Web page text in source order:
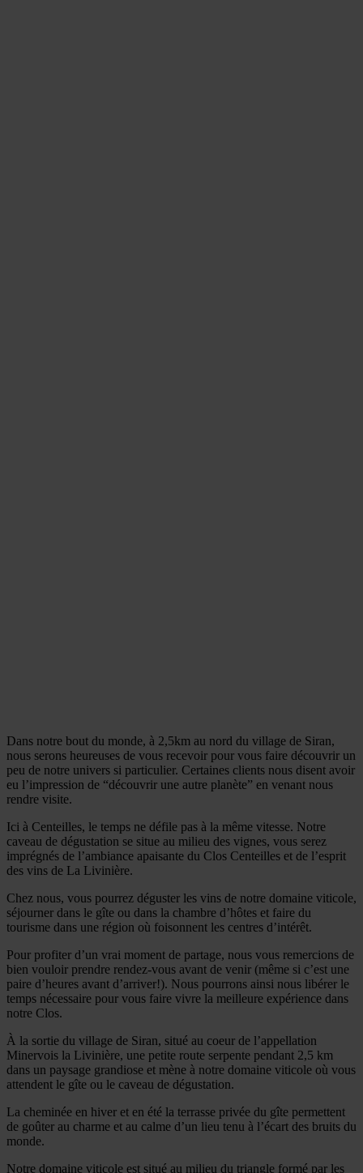
Dans notre bout du monde, à 2,5km au nord du village de Siran,
nous serons heureuses de vous recevoir pour vous faire découvrir un
peu de notre univers si particulier. Certaines clients nous disent avoir
eu l’impression de “découvrir une autre planète” en venant nous
rendre visite.
Ici à Centeilles, le temps ne défile pas à la même vitesse. Notre
caveau de dégustation se situe au milieu des vignes, vous serez
imprégnés de l’ambiance apaisante du Clos Centeilles et de l’esprit
des vins de La Livinière.
Chez nous, vous pourrez déguster les vins de notre domaine viticole,
séjourner dans le gîte ou dans la chambre d’hôtes et faire du
tourisme dans une région où foisonnent les centres d’intérêt.
Pour profiter d’un vrai moment de partage, nous vous remercions de
bien vouloir prendre rendez-vous avant de venir (même si c’est une
paire d’heures avant d’arriver!). Nous pourrons ainsi nous libérer le
temps nécessaire pour vous faire vivre la meilleure expérience dans
notre Clos.
À la sortie du village de Siran, situé au coeur de l’appellation
Minervois la Livinière, une petite route serpente pendant 2,5 km
dans un paysage grandiose et mène à notre domaine viticole où vous
attendent le gîte ou le caveau de dégustation.
La cheminée en hiver et en été la terrasse privée du gîte permettent
de goûter au charme et au calme d’un lieu tenu à l’écart des bruits du
monde.
Notre domaine viticole est situé au milieu du triangle formé par les